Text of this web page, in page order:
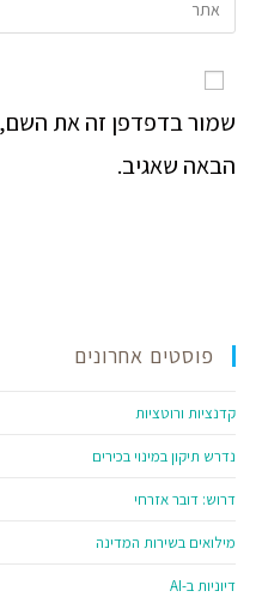
שמור בדפדפן זה את
הבאה שאגיב.
פוסטים אחרונים
קדנציות ורוטציות
נדרש תיקון במינוי בכירים
דרוש: דובר אזרחי
מילואים בשירות המדינה
דיוניות ב-AI